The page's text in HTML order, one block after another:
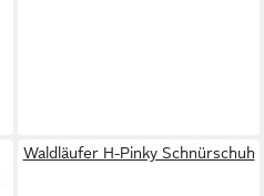
Waldläufer H-Pinky Schnürschuh